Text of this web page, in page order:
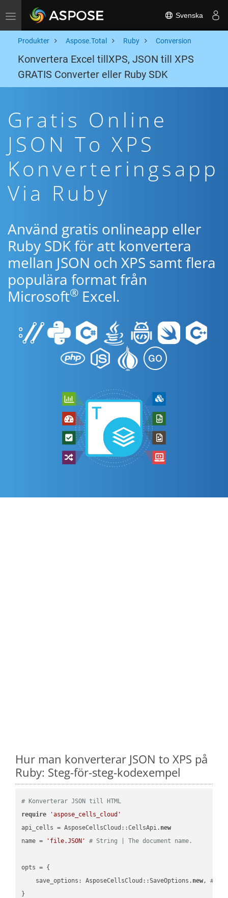
Toggle navigation Svenska
Produkter Aspose.Total Ruby Conversion
Konvertera Excel tillXPS, JSON till XPS
GRATIS Converter eller Ruby SDK
Gratis Online
JSON To XPS
Konverteringsapp
Via Ruby
Använd gratis onlineapp eller
Ruby SDK för att konvertera
mellan JSON och XPS samt flera
populära format från
Microsoft® Excel.
Hur man konverterar JSON to XPS på
Ruby: Steg-för-steg-kodexempel
# Konverterar JSON till HTML
require
'aspose_cells_cloud'
api_cells = AsposeCellsCloud::CellsApi. new
name =
'file.JSON' # String | The document name.
opts = {
    save_options: AsposeCellsCloud::SaveOptions.
new, #
}